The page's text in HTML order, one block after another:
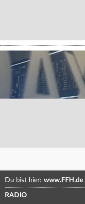
Du bist hier: www.FFH.de
RADIO